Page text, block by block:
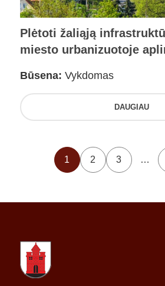
Plėtoti žaliąją
miesto urbanizuotoje
Būsena: Vykdomas
DAUGIAU
1 2 3 …